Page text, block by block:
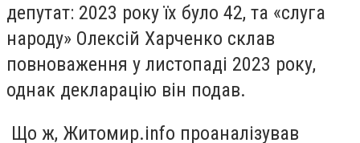
депутат: 2023 року їх було 42, та «слуга
народу» Олексій Харченко склав
повноваження у листопаді 2023 року,
однак декларацію він подав.
Що ж, Житомир.info проаналізував